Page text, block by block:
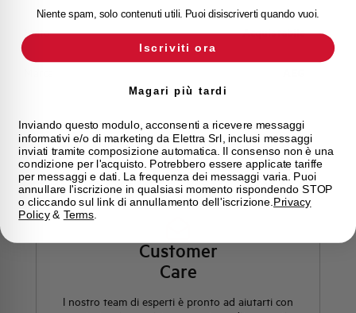
Stato Acquistabile
Hai bisogno di supporto?
Customer
Care
l nostro team di esperti è pronto ad aiutarti con
Niente spam, solo contenuti utili. Puoi disiscriverti quando vuoi.
Iscriviti ora
Magari più tardi
Inviando questo modulo, acconsenti a ricevere messaggi
informativi e/o di marketing da Elettra Srl, inclusi messaggi
inviati tramite composizione automatica. Il consenso non è una
condizione per l'acquisto. Potrebbero essere applicate tariffe
per messaggi e dati. La frequenza dei messaggi varia. Puoi
annullare l'iscrizione in qualsiasi momento rispondendo STOP
o cliccando sul link di annullamento dell'iscrizione. Privacy
Policy& Terms